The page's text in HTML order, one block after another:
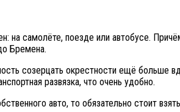
на самолёте, поезде или автобусе.
Бремена.
созерцать окрестности ещё больше
развязка, что очень удобно.
авто, то обязательно стоит